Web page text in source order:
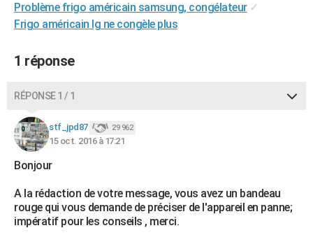
Destinations
City break
Voyage nature
Voyage de noces
Forum
Climat
+PHOTO
BONS PLANS
CARTE DE VOEUX
Carte de Noël
Carte Bonne année
Carte Saint-Valentin
Carte Pâques
Carte d'anniversaire
DICTIONNAIRE
Dictionnaire
Biographies
Citations
Expressions
Proverbes
S'inscrire
Se connecter
Lycées
Collèges
Primaires
Universités
Entreprises
Service militaire
Avis de recherche
AVIS DE DÉCÈS
Problème frigo américain samsung, congélateur ✓
Frigo américain lg ne congèle plus
1 réponse
RÉPONSE 1 / 1
stf_jpd87 29 962
15 oct. 2016 à 17:21
Bonjour
A la rédaction de votre message, vous avez un bandeau
rouge qui vous demande de préciser de l'appareil en panne;
impératif pour les conseils , merci.